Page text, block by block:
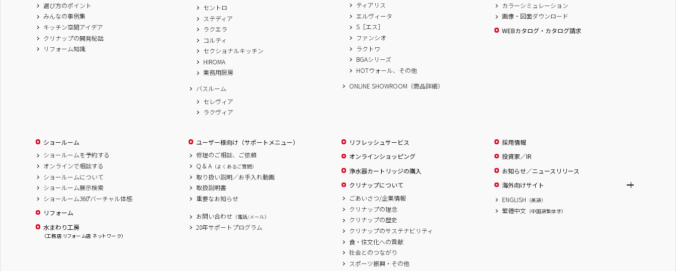
選び方のポイント
みんなの事例集
キッチン空間アイデア
クリナップの開発秘話
リフォーム知識
セントロ
ステディア
ラクエラ
コルティ
セクショナルキッチン
HIROMA
業務用厨房
バスルーム
セレヴィア
ラクヴィア
ティアリス
エルヴィータ
S［エス］
ファンシオ
ラクトワ
BGAシリーズ
HOTウォール、その他
ONLINE SHOWROOM（商品詳細）
カラーシミュレーション
画像・図面ダウンロード
WEBカタログ・カタログ請求
ショールーム
ショールームを予約する
オンラインで相談する
ショールームについて
ショールーム展示検索
ショールーム360°バーチャル体感
リフォーム
水まわり工房
（工務店 リフォーム店 ネットワーク）
ユーザー様向け（サポートメニュー）
修理のご相談、ご依頼
Q & A （よくあるご質問）
取り扱い説明／お手入れ動画
取扱説明書
重要なお知らせ
お問い合わせ （電話/メール）
20年サポートプログラム
リフレッシュサービス
オンラインショッピング
浄水器カートリッジの購入
クリナップについて
ごあいさつ/企業情報
クリナップの理念
クリナップの歴史
クリナップのサステナビリティ
食・住文化への貢献
社会とのつながり
スポーツ振興・その他
採用情報
投資家／IR
お知らせ／ニュースリリース
海外向けサイト
ENGLISH （英語）
繁體中文 （中国語繁体字）